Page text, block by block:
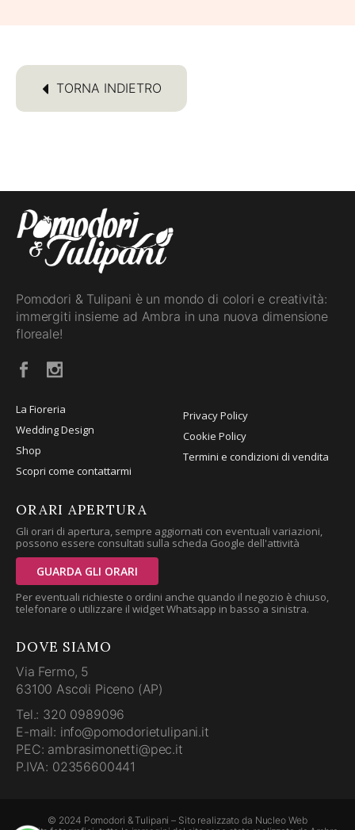
TORNA INDIETRO
Pomodori & Tulipani è un mondo di colori e creatività:
immergiti insieme ad Ambra in una nuova dimensione
floreale!
La Fioreria
Wedding Design
Shop
Scopri come contattarmi
Privacy Policy
Cookie Policy
Termini e condizioni di vendita
ORARI APERTURA
Gli orari di apertura, sempre aggiornati con eventuali variazioni,
possono essere consultati sulla scheda Google dell'attività
GUARDA GLI ORARI
Per eventuali richieste o ordini anche quando il negozio è chiuso,
telefonare o utilizzare il widget Whatsapp in basso a sinistra.
DOVE SIAMO
Via Fermo, 5
63100 Ascoli Piceno (AP)
Tel.: 320 0989096
E-mail: info@pomodorietulipani.it
PEC: ambrasimonetti@pec.it
P.IVA: 02356600441
© 2024 Pomodori & Tulipani – Sito realizzato da Nucleo Web